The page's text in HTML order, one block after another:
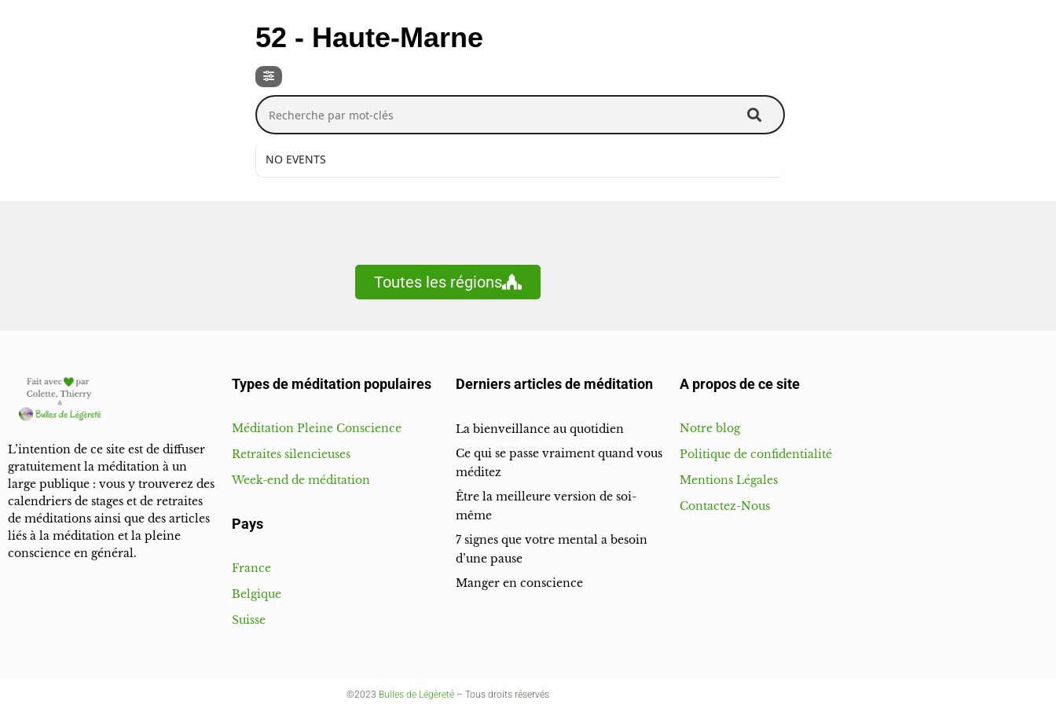
52 - Haute-Marne
Recherche par mot-clés
NO EVENTS
Toutes les régions
L’intention de ce site est de diffuser
gratuitement la méditation à un
large publique : vous y trouverez des
calendriers de stages et de retraites
de méditations ainsi que des articles
liés à la méditation et la pleine
conscience en général.
Types de méditation populaires
Méditation Pleine Conscience
Retraites silencieuses
Week-end de méditation
Pays
France
Belgique
Suisse
Derniers articles de méditation
La bienveillance au quotidien
Ce qui se passe vraiment quand vous
méditez
Être la meilleure version de soi-
même
7 signes que votre mental a besoin
d’une pause
Manger en conscience
A propos de ce site
Notre blog
Politique de confidentialité
Mentions Légales
Contactez-Nous
©2023 Bulles de Légèreté – Tous droits réservés